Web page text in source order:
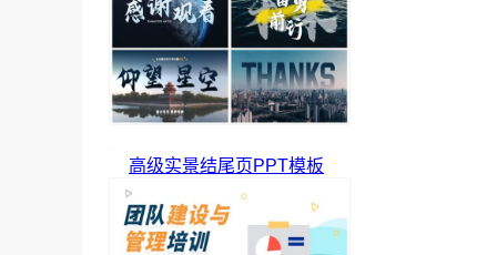
高级实景结尾页PPT模板